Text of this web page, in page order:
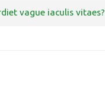
vague iaculis vitaes?